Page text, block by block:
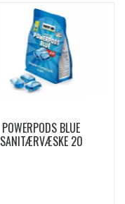
POWERPODS BLUE
SANITÆRVÆSKE 20